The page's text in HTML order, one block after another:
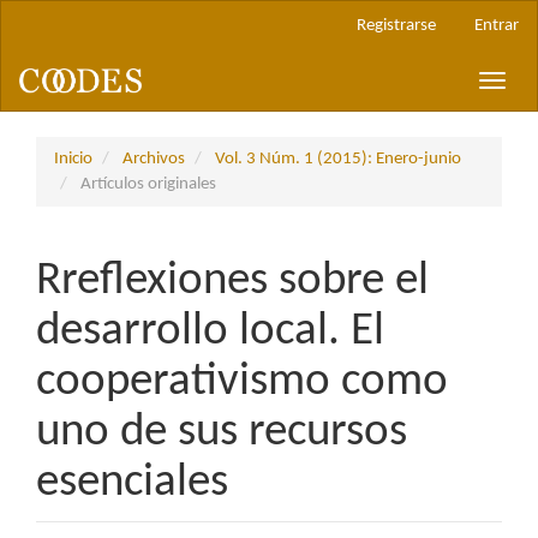
principal
Barra
Registrarse Entrar
Toggle
Inicio Archivos
Vol. 3 Núm. 1 (2015): Enero-junio
Artículos originales
Rreflexiones sobre el
desarrollo local. El
cooperativismo como
uno de sus recursos
esenciales